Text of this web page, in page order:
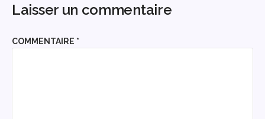
Laisser un commentaire
COMMENTAIRE *